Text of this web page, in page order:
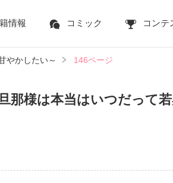
情報 コミック コンテ
やかしたい～ 146ページ
那様は本当はいつだって